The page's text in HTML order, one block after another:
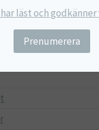
läst och